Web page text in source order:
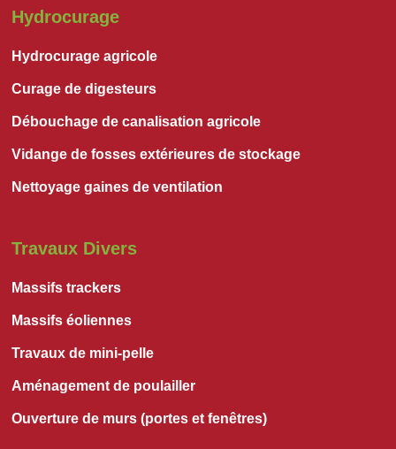
Hydrocurage
Hydrocurage agricole
Curage de digesteurs
Débouchage de canalisation agricole
Vidange de fosses extérieures de stockage
Nettoyage gaines de ventilation
Travaux Divers
Massifs trackers
Massifs éoliennes
Travaux de mini-pelle
Aménagement de poulailler
Ouverture de murs (portes et fenêtres)